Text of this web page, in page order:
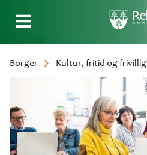
Brødkrumme
Borger Kultur, fritid og frivillig